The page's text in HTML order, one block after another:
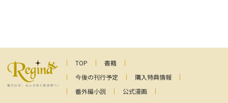
TOP
書籍
今後の刊行予定
購入特典情報
番外編小説
公式漫画